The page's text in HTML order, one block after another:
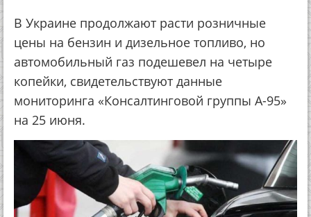
В Украине продолжают расти розничные
цены на бензин и дизельное топливо, но
автомобильный газ подешевел на четыре
копейки, свидетельствуют данные
мониторинга «Консалтинговой группы А-95»
на 25 июня.